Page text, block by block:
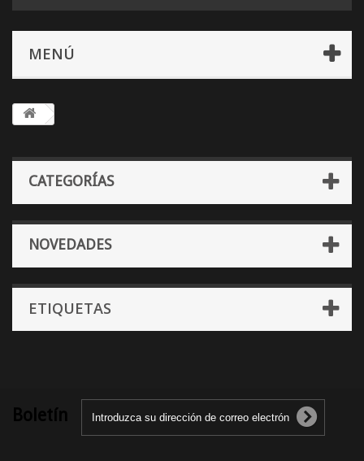
MENÚ
CATEGORÍAS
NOVEDADES
ETIQUETAS
Boletín